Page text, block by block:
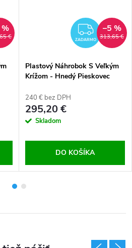
€ ZADARMO 313,65 €
–5 %
Plastový Náhrobok S Veľkým
Krížom - Hnedý Pieskovec
240 € bez DPH
295,20 €
Skladom
DO KOŠÍKA